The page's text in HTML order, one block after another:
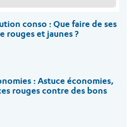
conso : Que faire de ses
rouges et jaunes ?
: Astuce économies,
rouges contre des bons